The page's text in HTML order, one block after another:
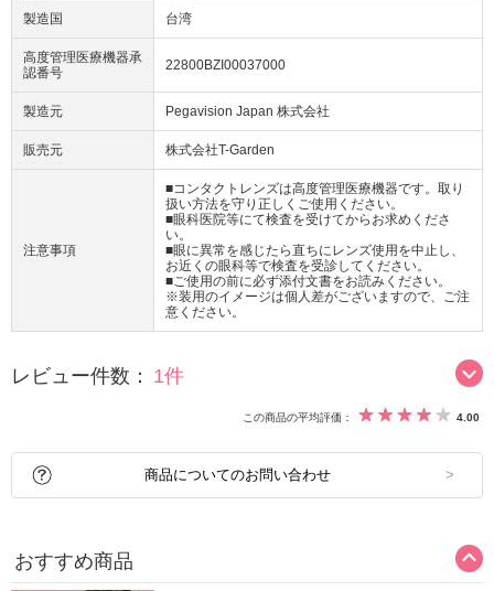
製造国 台湾
高度管理医療機器承
認番号
22800BZI00037000
製造元 Pegavision Japan 株式会社
販売元 株式会社T-Garden
注意事項
■コンタクトレンズは高度管理医療機器です。取り
扱い方法を守り正しくご使用ください。
■眼科医院等にて検査を受けてからお求めくださ
い。
■眼に異常を感じたら直ちにレンズ使用を中止し、
お近くの眼科等で検査を受診してください。
■ご使用の前に必ず添付文書をお読みください。
※装用のイメージは個人差がございますので、ご注
意ください。
レビュー件数： 1件
この商品の平均評価： 4.00
商品についてのお問い合わせ
おすすめ商品